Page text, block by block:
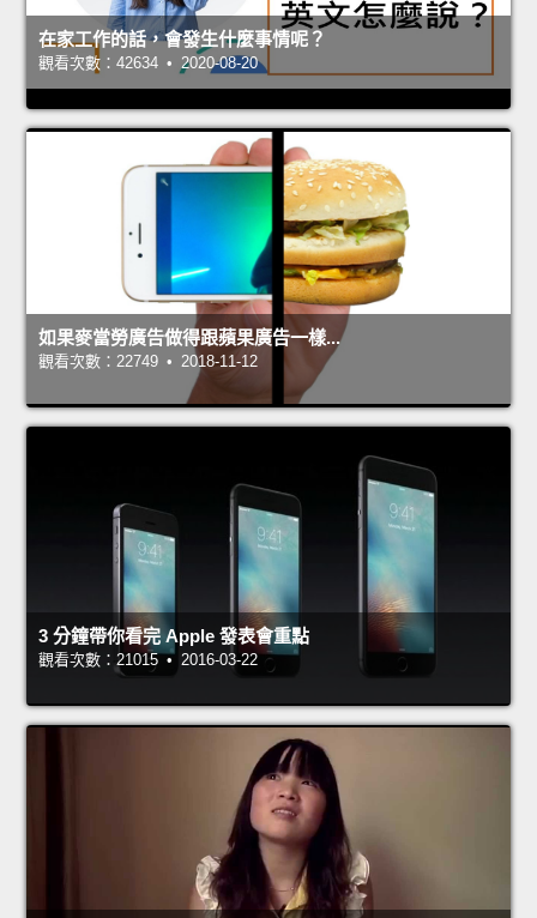
在家工作的話，會發生什麼事情呢？
觀看次數：42634 • 2020-08-20
如果麥當勞廣告做得跟蘋果廣告一樣...
觀看次數：22749 • 2018-11-12
3 分鐘帶你看完 Apple 發表會重點
觀看次數：21015 • 2016-03-22